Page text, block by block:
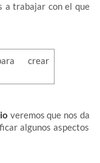
a trabajar con el que
veremos que nos da
algunos aspectos